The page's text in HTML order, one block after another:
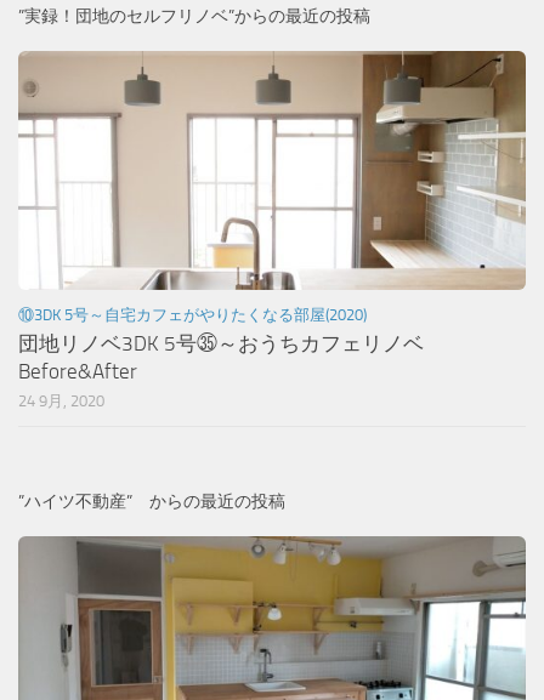
”実録！団地のセルフリノベ”からの最近の投稿
⑩3DK 5号～自宅カフェがやりたくなる部屋(2020)
団地リノベ3DK 5号㉟～おうちカフェリノベ
Before&After
24 9月, 2020
”ハイツ不動産” からの最近の投稿